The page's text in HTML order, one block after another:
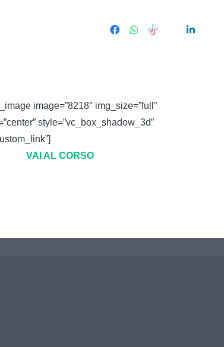
image=”8218″ img_size=”full”
style=”vc_box_shadow_3d”
VAI AL CORSO